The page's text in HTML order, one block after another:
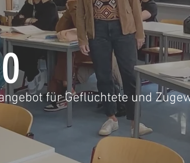
für Geflüchtete und